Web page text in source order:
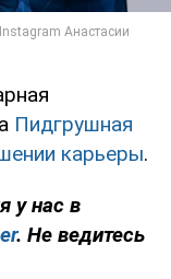
Пидгрушная
карьеры.
у нас в
. Не ведитесь